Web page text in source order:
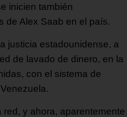
inicien también
de Alex Saab en el país.
justicia estadounidense, a
de lavado de dinero, en la
con el sistema de
y ahora, aparentemente